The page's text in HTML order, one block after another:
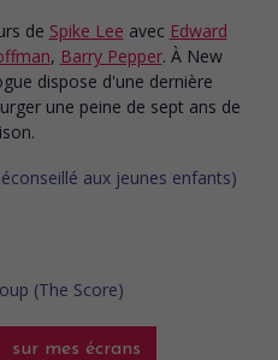
de Spike Lee avec Edward
, Barry Pepper. À New
dispose d'une dernière
une peine de sept ans de
sur mes écrans